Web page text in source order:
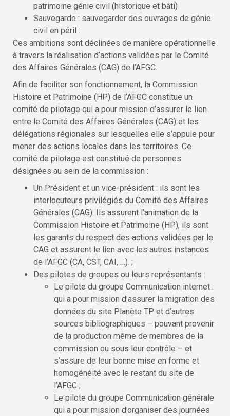
patrimoine génie civil (historique et bâti)
Sauvegarde : sauvegarder des ouvrages de génie
civil en péril :
Ces ambitions sont déclinées de manière opérationnelle
à travers la réalisation d’actions validées par le Comité
des Affaires Générales (CAG) de l’AFGC.
Afin de faciliter son fonctionnement, la Commission
Histoire et Patrimoine (HP) de l’AFGC constitue un
comité de pilotage qui a pour mission d’assurer le lien
entre le Comité des Affaires Générales (CAG) et les
délégations régionales sur lesquelles elle s’appuie pour
mener des actions locales dans les territoires. Ce
comité de pilotage est constitué de personnes
désignées au sein de la commission :
Un Président et un vice-président : ils sont les
interlocuteurs privilégiés du Comité des Affaires
Générales (CAG). Ils assurent l’animation de la
Commission Histoire et Patrimoine (HP), ils sont
les garants du respect des actions validées par le
CAG et assurent le lien avec les autres instances
de l’AFGC (CA, CST, CAI, …). ;
Des pilotes de groupes ou leurs représentants :
Le pilote du groupe Communication internet :
qui a pour mission d’assurer la migration des
données du site Planète TP et d’autres
sources bibliographiques – pouvant provenir
de la production même de membres de la
commission ou sous leur contrôle – et
s’assure de leur bonne mise en forme et
homogénéité avec le restant du site de
l’AFGC ;
Le pilote du groupe Communication générale
qui a pour mission d’organiser des journées